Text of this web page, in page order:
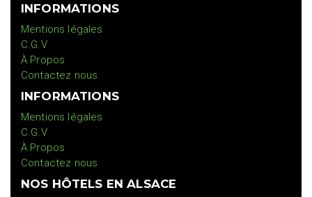
INFORMATIONS
Mentions légales
C.G.V
À Propos
Contactez nous
INFORMATIONS
Mentions légales
C.G.V
À Propos
Contactez nous
NOS HÔTELS EN ALSACE